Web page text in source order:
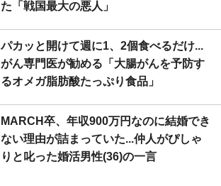
た「戦国最大の悪人」
パカッと開けて週に1、2個食べるだけ...
がん専門医が勧める「大腸がんを予防す
るオメガ脂肪酸たっぷり食品」
MARCH卒、年収900万円なのに結婚でき
ない理由が詰まっていた...仲人がぴしゃ
りと叱った婚活男性(36)の一言